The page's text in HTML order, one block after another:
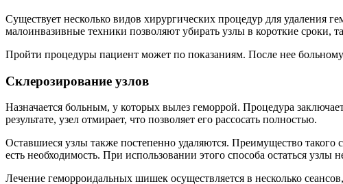
Существует несколько видов хирургических процедур для
малоинвазивные техники позволяют убирать узлы в короткие сроки,
Пройти процедуры пациент может по показаниям. После нее
Склерозирование узлов
Назначается больным, у которых вылез геморрой. Процедура
результате, узел отмирает, что позволяет его рассосать полностью.
Оставшиеся узлы также постепенно удаляются. Преимущество
есть необходимость. При использовании этого способа остаться
Лечение геморроидальных шишек осуществляется в несколько